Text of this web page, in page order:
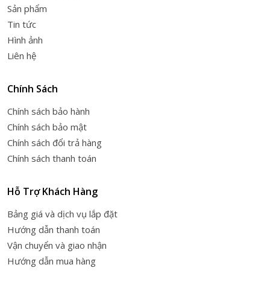
Sản phẩm
Tin tức
Hình ảnh
Liên hệ
Chính Sách
Chính sách bảo hành
Chính sách bảo mật
Chính sách đổi trả hàng
Chính sách thanh toán
Hỗ Trợ Khách Hàng
Bảng giá và dịch vụ lắp đặt
Hướng dẫn thanh toán
Vận chuyển và giao nhận
Hướng dẫn mua hàng